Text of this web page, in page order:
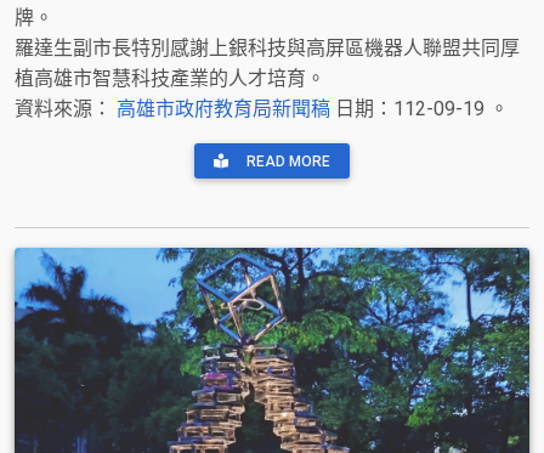
牌。
羅達生副市長特別感謝上銀科技與高屏區機器人聯盟共同厚
植高雄市智慧科技產業的人才培育。
資料來源：
高雄市政府教育局新聞稿 日期：112-09-19 。
READ MORE